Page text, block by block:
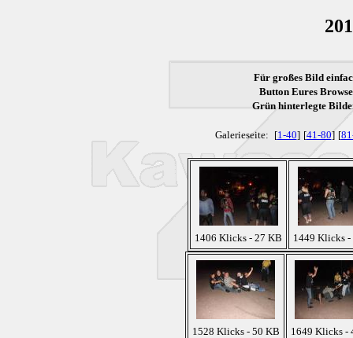
Für großes Bild
Button Eures
Grünhinterlegte
Galerieseite: [1-40] [41-80] [
1406 Klicks - 27 KB 1449 Klicks
1528 Klicks - 50 KB 1649 Klicks -